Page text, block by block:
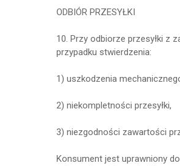
ODBIÓR PRZESYŁKI
10. Przy odbiorze przesyłki z
przypadku stwierdzenia:
1) uszkodzenia
2) niekompletności przesyłki,
3) niezgodności zawartości
Konsument jest uprawniony